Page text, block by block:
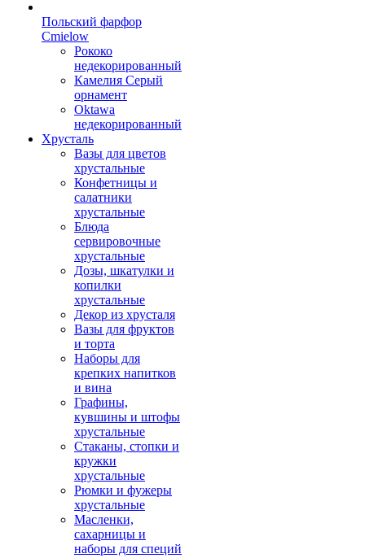
Польский фарфор
Сmielow
Рококо
недекорированный
Камелия Серый
орнамент
Oktawa
недекорированный
Хрусталь
Вазы для цветов
хрустальные
Конфетницы и
салатники
хрустальные
Блюда
сервировочные
хрустальные
Дозы, шкатулки и
копилки
хрустальные
Декор из хрусталя
Вазы для фруктов
и торта
Наборы для
крепких напитков
и вина
Графины,
кувшины и штофы
хрустальные
Стаканы, стопки и
кружки
хрустальные
Рюмки и фужеры
хрустальные
Масленки,
сахарницы и
наборы для специй